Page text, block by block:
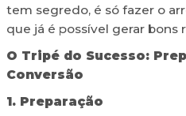
tem segredo, é só fazer o
que já é possível gerar bons
O Tripé do Sucesso:
Conversão
1. Preparação